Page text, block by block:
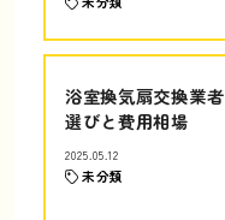
浴室換気扇交換業者
選びと費用相場
2025.05.12
未分類